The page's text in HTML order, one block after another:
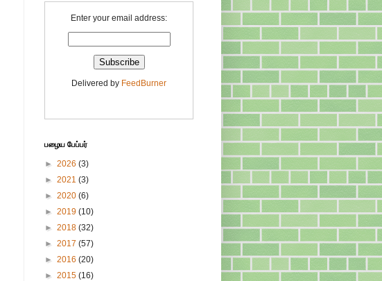
Enter your email address:
Delivered by FeedBurner
பழைய பேப்பர்
► 2026 (3)
► 2021 (3)
► 2020 (6)
► 2019 (10)
► 2018 (32)
► 2017 (57)
► 2016 (20)
► 2015 (16)